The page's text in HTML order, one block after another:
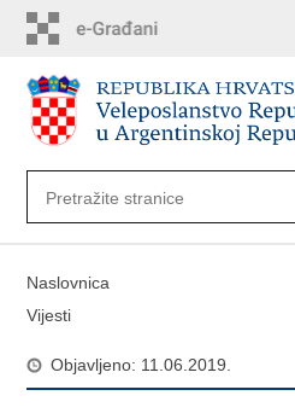
sadržaj
Naslovnica
Vijesti
Objavljeno: 11.06.2019.